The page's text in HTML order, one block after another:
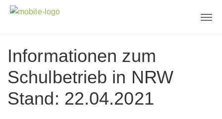
Informationen zum
Schulbetrieb in NRW
Stand: 22.04.2021